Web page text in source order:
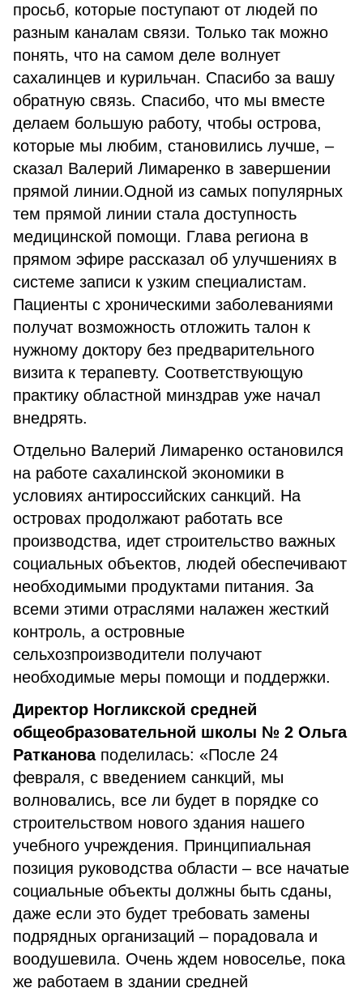
просьб, которые поступают от людей по
разным каналам связи. Только так можно
понять, что на самом деле волнует
сахалинцев и курильчан. Спасибо за вашу
обратную связь. Спасибо, что мы вместе
делаем большую работу, чтобы острова,
которые мы любим, становились лучше, –
сказал Валерий Лимаренко в завершении
прямой линии.Одной из самых популярных
тем прямой линии стала доступность
медицинской помощи. Глава региона в
прямом эфире рассказал об улучшениях в
системе записи к узким специалистам.
Пациенты с хроническими заболеваниями
получат возможность отложить талон к
нужному доктору без предварительного
визита к терапевту. Соответствующую
практику областной минздрав уже начал
внедрять.
Отдельно Валерий Лимаренко остановился
на работе сахалинской экономики в
условиях антироссийских санкций. На
островах продолжают работать все
производства, идет строительство важных
социальных объектов, людей обеспечивают
необходимыми продуктами питания. За
всеми этими отраслями налажен жесткий
контроль, а островные
сельхозпроизводители получают
необходимые меры помощи и поддержки.
Директор Ногликской средней
общеобразовательной школы № 2 Ольга
Ратканова поделилась: «После 24
февраля, с введением санкций, мы
волновались, все ли будет в порядке со
строительством нового здания нашего
учебного учреждения. Принципиальная
позиция руководства области – все начатые
социальные объекты должны быть сданы,
даже если это будет требовать замены
подрядных организаций – порадовала и
воодушевила. Очень ждем новоселье, пока
же работаем в здании средней